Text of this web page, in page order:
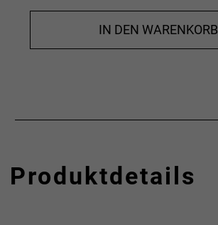
IN DEN WARENKORB
Produktdetails